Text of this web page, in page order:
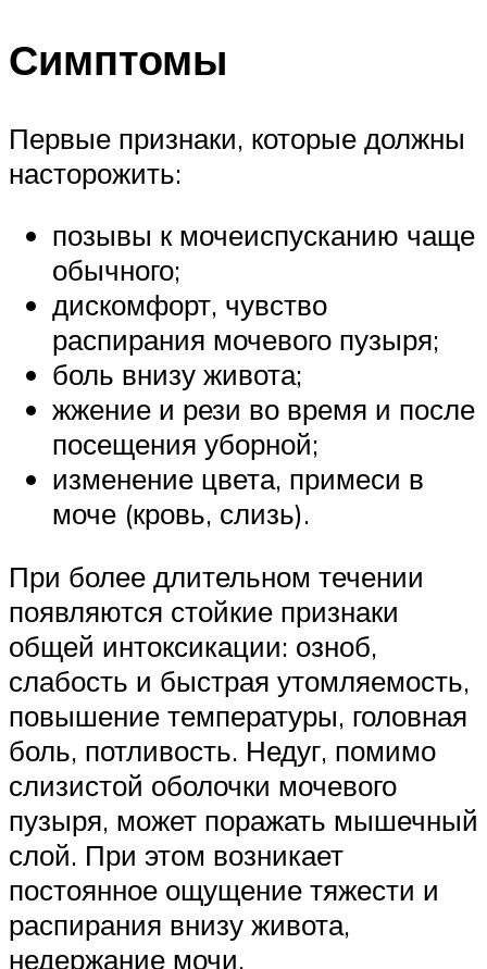
Симптомы
Первые признаки, которые должны
насторожить:
позывы к мочеиспусканию чаще
обычного;
дискомфорт, чувство
распирания мочевого пузыря;
боль внизу живота;
жжение и рези во время и после
посещения уборной;
изменение цвета, примеси в
моче (кровь, слизь).
При более длительном течении
появляются стойкие признаки
общей интоксикации: озноб,
слабость и быстрая утомляемость,
повышение температуры, головная
боль, потливость. Недуг, помимо
слизистой оболочки мочевого
пузыря, может поражать мышечный
слой. При этом возникает
постоянное ощущение тяжести и
распирания внизу живота,
недержание мочи.